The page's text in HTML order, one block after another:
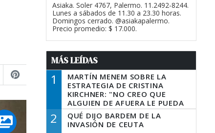
Asiaka. Soler 4767, Palermo. 11.2492-8244.
Lunes a sábados de 11.30 a 23.30 horas.
Domingos cerrado. @asiakapalermo.
Precio promedio: $ 17.000.
MÁS LEÍDAS
1
MARTÍN MENEM SOBRE LA
ESTRATEGIA DE CRISTINA
KIRCHNER: "NO CREO QUE
ALGUIEN DE AFUERA LE PUEDA
DECIR A LA JUSTICIA LO QUE
TIENE QUE HACER"
2
QUÉ DIJO BARDEM DE LA
INVASIÓN DE CEUTA